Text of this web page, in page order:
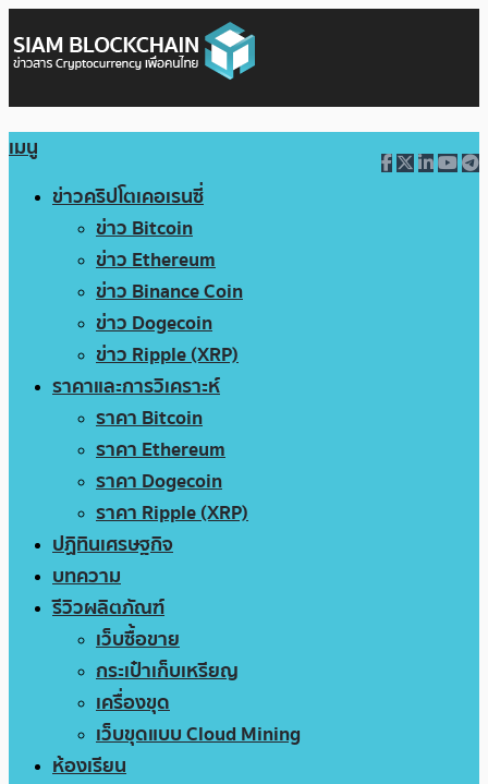
เมนู
ข่าวคริปโตเคอเรนซี่
ข่าว Bitcoin
ข่าว Ethereum
ข่าว Binance Coin
ข่าว Dogecoin
ข่าว Ripple (XRP)
ราคาและการวิเคราะห์
ราคา Bitcoin
ราคา Ethereum
ราคา Dogecoin
ราคา Ripple (XRP)
ปฏิทินเศรษฐกิจ
บทความ
รีวิวผลิตภัณฑ์
เว็บซื้อขาย
กระเป๋าเก็บเหรียญ
เครื่องขุด
เว็บขุดแบบ Cloud Mining
ห้องเรียน